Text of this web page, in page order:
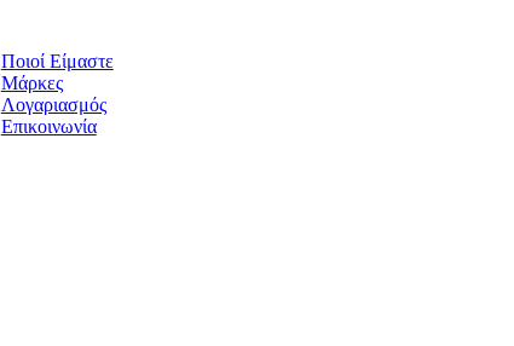
Ποιοί Είμαστε
Μάρκες
Λογαριασμός
Επικοινωνία